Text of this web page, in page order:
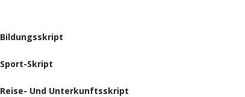
Bildungsskript
Sport-Skript
Reise- Und Unterkunftsskript